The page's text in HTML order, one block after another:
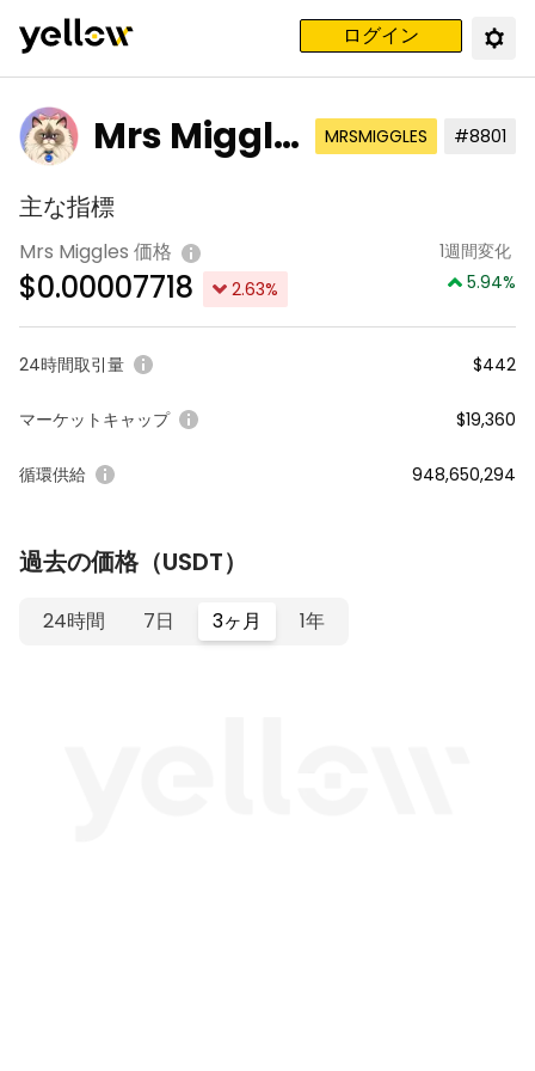
ログイン
Mrs Miggle
s
MRSMIGGLES #8801
主な指標
Mrs Miggles 価格
$0.00007718 2.63%
1週間変化
5.94%
24時間取引量 $442
マーケットキャップ $19,360
循環供給 948,650,294
過去の価格（USDT）
24時間 7日 3ヶ月 1年